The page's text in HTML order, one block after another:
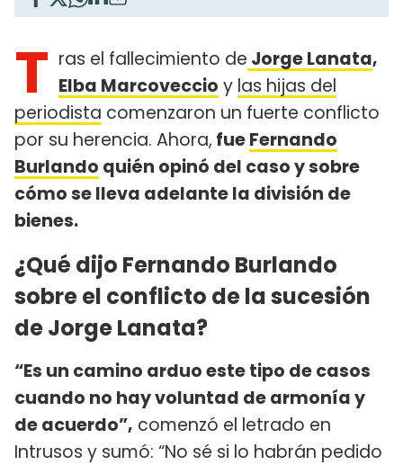
T ras el fallecimiento de Jorge Lanata,
Elba Marcoveccio y las hijas del
periodista comenzaron un fuerte conflicto
por su herencia. Ahora, fueFernando
Burlando quién opinó del caso y sobre
cómo se lleva adelante la división de
bienes.
¿Qué dijo Fernando Burlando
sobre el conflicto de la sucesión
de Jorge Lanata?
“Es un camino arduo este tipo de casos
cuando no hay voluntad de armonía y
de acuerdo”, comenzó el letrado en
Intrusos y sumó: “No sé si lo habrán pedido